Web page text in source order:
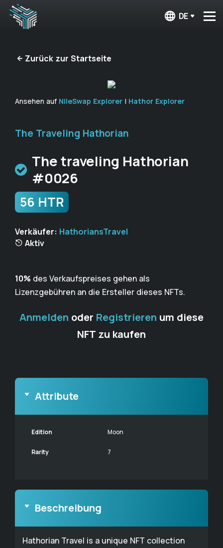
DE
Zurück zur Startseite
Ansehen auf NileSwap Explorer | Hathor Explorer
The Traveling Hathorian
The traveling Hathorian
#0026
56 HTR
Verkäufer: HathoriansTravel
Aktiv
10% des Verkaufspreises gehen als
Lizenzgebühren an die Ersteller dieses NFTs.
Anmelden oder Registrieren um diese
NFT zu kaufen
Attribute
Edition Moon
Rarity 7
Beschreibung
Hathorian Travel is a unique NFT collection